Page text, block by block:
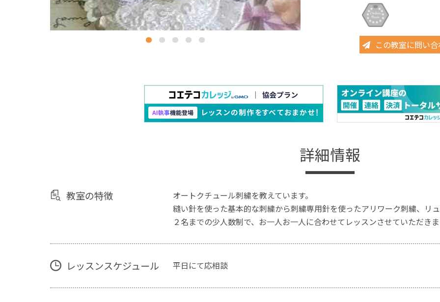
この教室に問い
詳細情報
教室の特徴
オートクチュール刺繍を教えています。
縫い針を使った基本的な刺繍から刺繍専用針を使ったアリワーク刺繍、リ
２名までの少人数制で、お一人お一人に合わせてレッスンさせていただき
レッスンスケジュール 平日にて応相談